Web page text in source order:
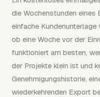
die Wochenstunden eines
einfache
ob eine Woche vor der
funktioniert am besten,
der Projekte klein ist und
Genehmigungshistorie,
wiederkehrenden Export